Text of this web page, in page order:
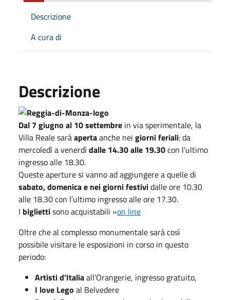
Descrizione
A cura di
Descrizione
Dal 7 giugno al 10 settembre in via sperimentale, la
Villa Reale saràapertaanche nei giorni feriali: da
mercoledì a venerdì dalle 14.30 alle 19.30con l’ultimo
ingresso alle 18.30.
Queste aperture si vanno ad aggiungere a quelle di
sabato, domenica e nei giorni festividalle ore 10.30
alle 18.30 con l’ultimo ingresso alle ore 17.30.
I bigliettisono acquistabili »on line
Oltre che al complesso monumentale sarà così
possibile visitare le esposizioni in corso in questo
periodo:
Artisti d’Italiaall’Orangerie, ingresso gratuito,
I love Lego al Belvedere